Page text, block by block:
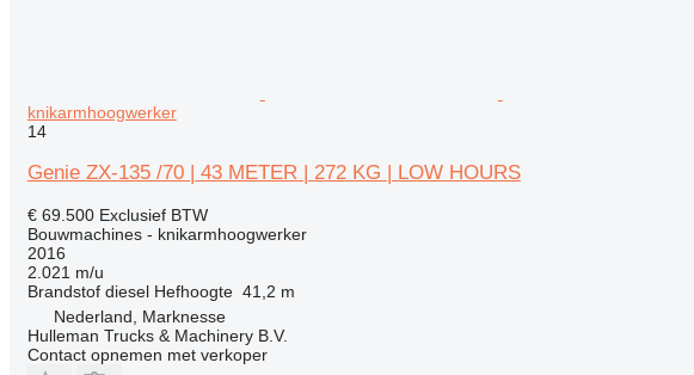
knikarmhoogwerker
14
Genie ZX-135 /70 | 43 METER | 272 KG | LOW HOURS
€ 69.500 Exclusief BTW
Bouwmachines - knikarmhoogwerker
2016
2.021 m/u
Brandstof diesel Hefhoogte 41,2 m
Nederland, Marknesse
Hulleman Trucks & Machinery B.V.
Contact opnemen met verkoper